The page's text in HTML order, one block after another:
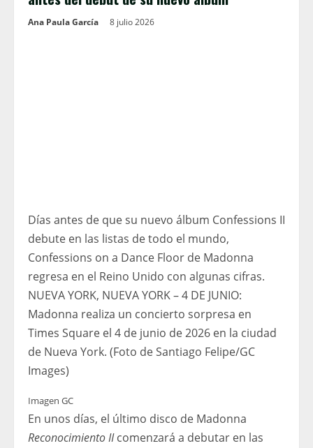
Ana Paula García 8 julio 2026
Días antes de que su nuevo álbum Confessions II
debute en las listas de todo el mundo,
Confessions on a Dance Floor de Madonna
regresa en el Reino Unido con algunas cifras.
NUEVA YORK, NUEVA YORK – 4 DE JUNIO:
Madonna realiza un concierto sorpresa en
Times Square el 4 de junio de 2026 en la ciudad
de Nueva York. (Foto de Santiago Felipe/GC
Images)
Imagen GC
En unos días, el último disco de Madonna
Reconocimiento IIcomenzará a debutar en las